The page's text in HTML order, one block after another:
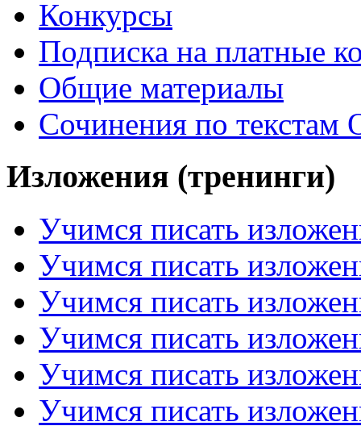
Конкурсы
Подписка на платные
Общие материалы
Сочинения по текстам
Изложения (тренинги)
Учимся писать
Учимся писать
Учимся писать
Учимся писать
Учимся писать
Учимся писать